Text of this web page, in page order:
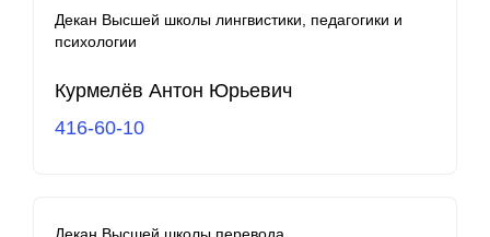
Декан Высшей школы лингвистики, педагогики и
психологии
Курмелёв Антон Юрьевич
416-60-10